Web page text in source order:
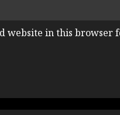
website in this browser